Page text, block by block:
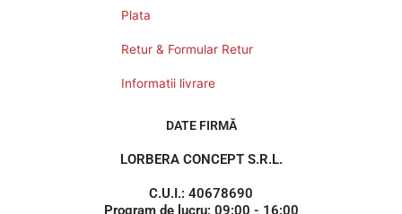
Plata
Retur & Formular Retur
Informatii livrare
DATE FIRMĂ
LORBERA CONCEPT S.R.L.
C.U.I.: 40678690
Program de lucru: 09:00 - 16:00